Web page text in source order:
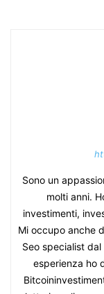
Sono un
molti anni.
investimenti,
Mi occupo anche
Seo specialist
esperienza ho